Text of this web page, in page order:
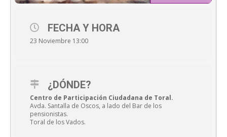
FECHA Y HORA
23 Noviembre 13:00
¿DÓNDE?
Centro de Participación Ciudadana de Toral.
Avda. Santalla de Oscos, a lado del Bar de los
pensionistas.
Toral de los Vados.